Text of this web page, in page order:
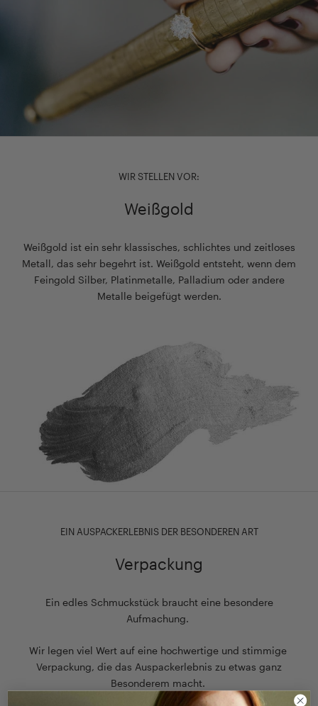
WIR STELLEN VOR:
Weißgold
Weißgold ist ein sehr klassisches, schlichtes und zeitloses
Metall, das sehr begehrt ist. Weißgold entsteht, wenn dem
Feingold Silber, Platinmetalle, Palladium oder andere
Metalle beigefügt werden.
EIN AUSPACKERLEBNIS DER BESONDEREN ART
Verpackung
Ein edles Schmuckstück braucht eine besondere
Aufmachung.
Wir legen viel Wert auf eine hochwertige und stimmige
Verpackung, die das Auspackerlebnis zu etwas ganz
Besonderem macht.